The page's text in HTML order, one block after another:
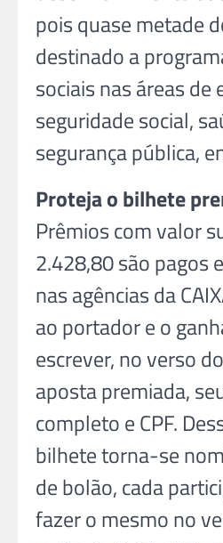
pois quase metade
destinado a
sociais nas áreas
seguridade social,
segurança pública,
Proteja o bilhete
Prêmios com valor
2.428,80 são pagos
nas agências da
ao portador e o
escrever, no verso
aposta premiada,
completo e CPF.
bilhete torna-se
de bolão, cada
fazer o mesmo no